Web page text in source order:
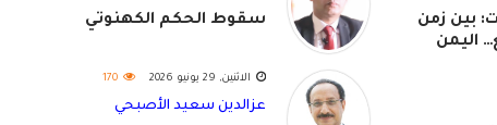
بين زمن
اليمن
سقوط الحكم الكهنوتي
الاثنين, 29 يونيو 2026 170
عزالدين سعيد الأصبحي